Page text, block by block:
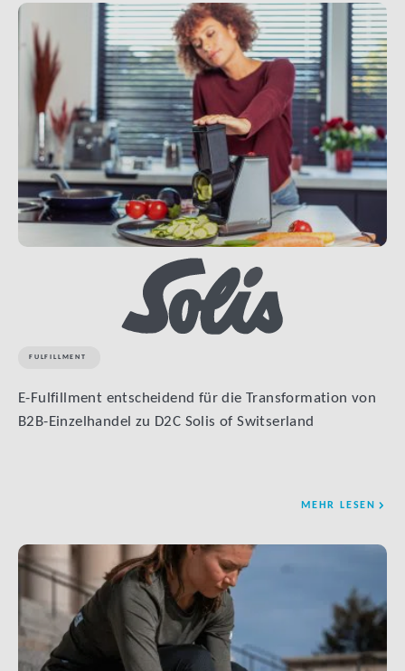
FULFILLMENT
E-Fulfillment entscheidend für die Transformation von
B2B-Einzelhandel zu D2C Solis of Switserland
MEHR LESEN
LINK BTN
LINK BTN